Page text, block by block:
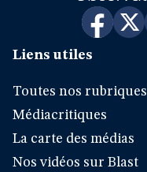
Liens utiles
Toutes nos rubriques
Médiacritiques
La carte des médias
Nos vidéos sur Blast